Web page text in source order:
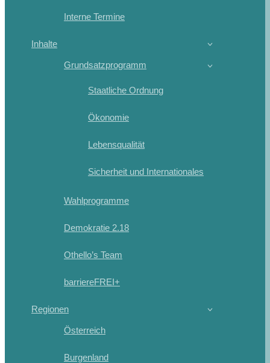
Interne Termine
Inhalte
Grundsatzprogramm
Staatliche Ordnung
Ökonomie
Lebensqualität
Sicherheit und Internationales
Wahlprogramme
Demokratie 2.18
Othello’s Team
barriereFREI+
Regionen
Österreich
Burgenland